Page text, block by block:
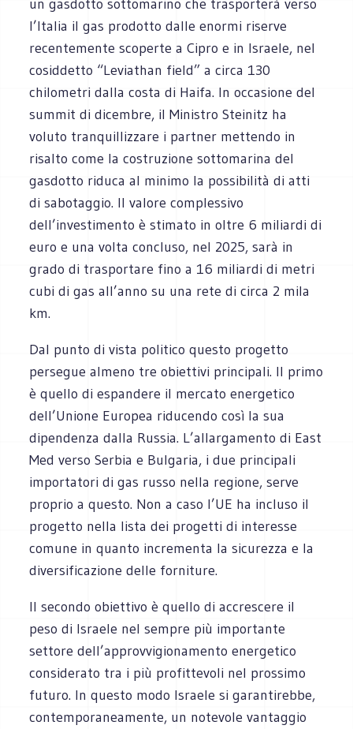
un gasdotto sottomarino che ‎trasporterà verso
l’Italia il gas prodotto dalle enormi riserve
recentemente scoperte a Cipro e in ‎Israele, nel
cosiddetto “Leviathan field” a circa 130
chilometri dalla costa di Haifa. In occasione del
‎summit di dicembre, il Ministro Steinitz ha
voluto tranquillizzare i partner mettendo in
risalto come ‎la costruzione sottomarina del
gasdotto riduca al minimo la possibilità di atti
di sabotaggio. Il valore ‎complessivo
dell’investimento è stimato in oltre 6 miliardi di
euro e una volta concluso, nel 2025, ‎sarà in
grado di trasportare fino a 16 miliardi di metri
cubi di gas all’anno su una rete di circa 2 mila
‎km.‎
Dal punto di vista politico questo progetto
persegue almeno tre obiettivi principali. Il primo
è ‎quello di espandere il mercato energetico
dell’Unione Europea riducendo così la sua
dipendenza ‎dalla Russia. L’allargamento di East
Med verso Serbia e Bulgaria, i due principali
importatori di gas ‎russo nella regione, serve
proprio a questo. Non a caso l’UE ha incluso il
progetto nella lista dei ‎progetti di interesse
comune in quanto incrementa la sicurezza e la
diversificazione delle forniture.‎
Il secondo obiettivo è quello di accrescere il
peso di Israele nel sempre più importante
settore ‎dell’approvvigionamento energetico
considerato tra i più profittevoli nel prossimo
futuro. In questo ‎modo Israele si garantirebbe,
contemporaneamente, un notevole vantaggio